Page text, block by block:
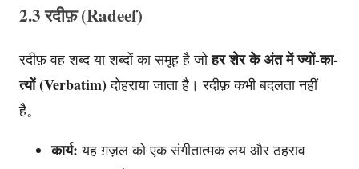
2.3 रदीफ़ (Radeef)
रदीफ़ वह शब्द या शब्दों का समूह है जोहर शेर के अंत में ज्यों-का-
त्यों (Verbatim) दोहराया जाता है। रदीफ़ कभी बदलता नहीं
है。
कार्य: यह ग़ज़ल को एक संगीतात्मक लय और ठहराव